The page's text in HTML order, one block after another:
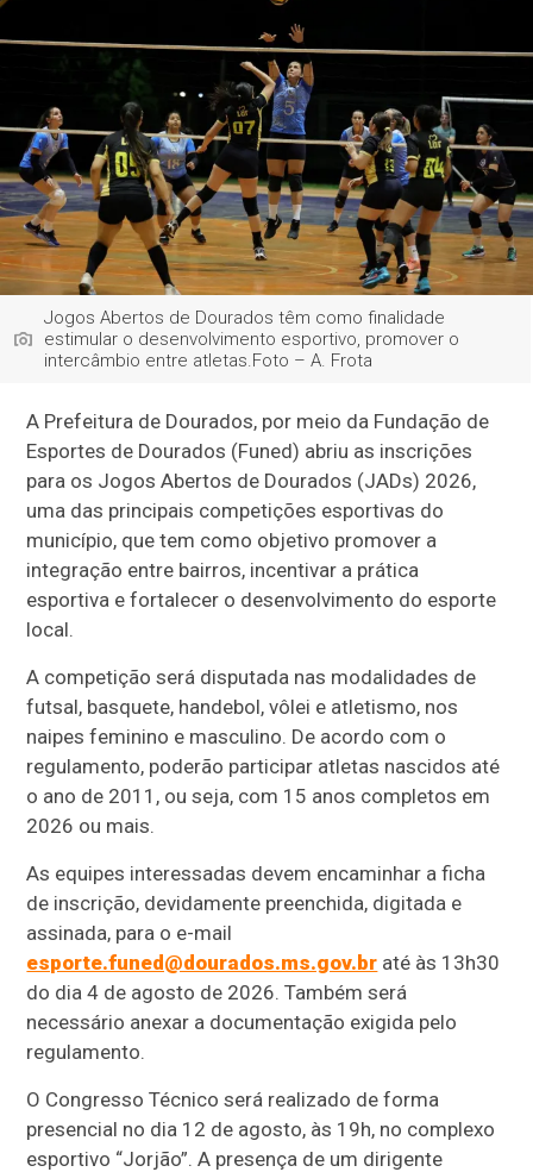
Jogos Abertos de Dourados têm como finalidade
estimular o desenvolvimento esportivo, promover o
intercâmbio entre atletas.Foto – A. Frota
A Prefeitura de Dourados, por meio da Fundação de
Esportes de Dourados (Funed) abriu as inscrições
para os Jogos Abertos de Dourados (JADs) 2026,
uma das principais competições esportivas do
município, que tem como objetivo promover a
integração entre bairros, incentivar a prática
esportiva e fortalecer o desenvolvimento do esporte
local.
A competição será disputada nas modalidades de
futsal, basquete, handebol, vôlei e atletismo, nos
naipes feminino e masculino. De acordo com o
regulamento, poderão participar atletas nascidos até
o ano de 2011, ou seja, com 15 anos completos em
2026 ou mais.
As equipes interessadas devem encaminhar a ficha
de inscrição, devidamente preenchida, digitada e
assinada, para o e-mail
esporte.funed@dourados.ms.gov.br até às 13h30
do dia 4 de agosto de 2026. Também será
necessário anexar a documentação exigida pelo
regulamento.
O Congresso Técnico será realizado de forma
presencial no dia 12 de agosto, às 19h, no complexo
esportivo “Jorjão”. A presença de um dirigente